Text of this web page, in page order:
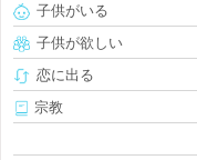
子供がいる
子供が欲しい
恋に出る
宗教